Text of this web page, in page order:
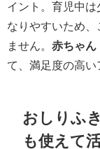
イント。育児中
なりやすいため
ません。 赤ちゃん
て、満足度の高い
おしりふ
も使えて